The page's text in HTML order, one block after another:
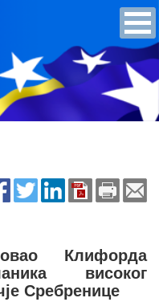
Клифорда
високог
Сребренице